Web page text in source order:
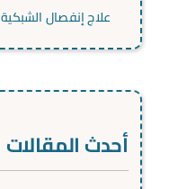
علاج إنفصال الشبكية
أحدث المقالات